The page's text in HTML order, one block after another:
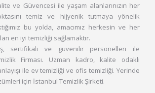
ve Güvencesi ile yaşam alanlarınızın her
temiz ve hijyenik tutmaya yönelik
bu yolda, amacımız herkesin ve her
en iyi temizliği sağlamaktır.
sertifikalı ve güvenilir personelleri ile
Firması. Uzman kadro, kalite odaklı
ile ev temizliği ve ofis temizliği. Yerinde
için İstanbul Temizlik Şirketi.